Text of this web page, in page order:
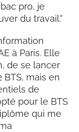
pro, je
du travail."
à Paris. Elle
de se lancer
BTS, mais en
de
pour le BTS
qui me